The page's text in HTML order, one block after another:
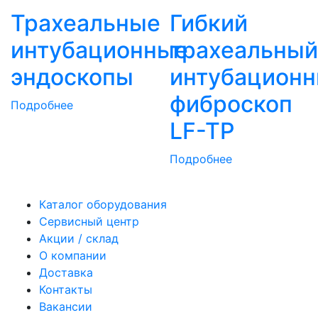
Трахеальные
интубационные
эндоскопы
Подробнее
Гибкий
трахеальный
фиброскоп
LF-TP
Подробнее
Каталог оборудования
Сервисный центр
Акции / склад
О компании
Доставка
Контакты
Вакансии